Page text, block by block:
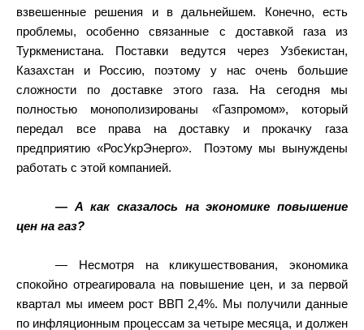
взвешенные решения и в дальнейшем. Конечно, есть
проблемы, особенно связанные с доставкой газа из
Туркменистана. Поставки ведутся через Узбекистан,
Казахстан и Россию, поэтому у нас очень большие
сложности по доставке этого газа. На сегодня мы
полностью монополизированы «Газпромом», который
передал все права на доставку и прокачку газа
предприятию «РосУкрЭнерго».
Поэтому мы вынуждены
работать с этой компанией.
— А как сказалось на экономике повышение
цен на газ?
— Несмотря на кликушествования, экономика
спокойно отреагировала на повышение цен, и за первой
квартал мы имеем рост ВВП 2,4%. Мы получили данные
по инфляционным процессам за четыре месяца, и должен